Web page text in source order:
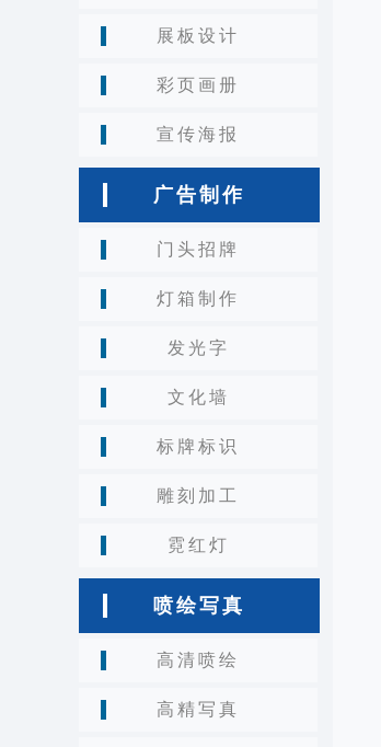
展板设计
彩页画册
宣传海报
广告制作
门头招牌
灯箱制作
发光字
文化墙
标牌标识
雕刻加工
霓红灯
喷绘写真
高清喷绘
高精写真